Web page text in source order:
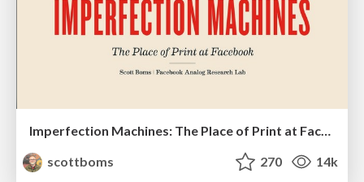
Imperfection Machines: The Place of Print at Facebook
scottboms
270 14k